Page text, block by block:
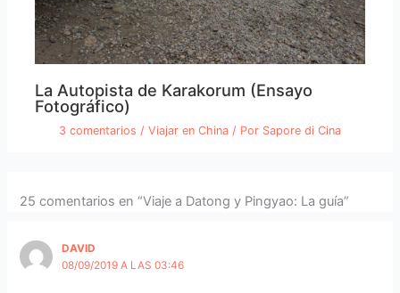
La Autopista de Karakorum (Ensayo
Fotográfico)
3 comentarios / Viajar en China / Por Sapore di Cina
25 comentarios en “Viaje a Datong y Pingyao: La guía”
DAVID
08/09/2019 A LAS 03:46